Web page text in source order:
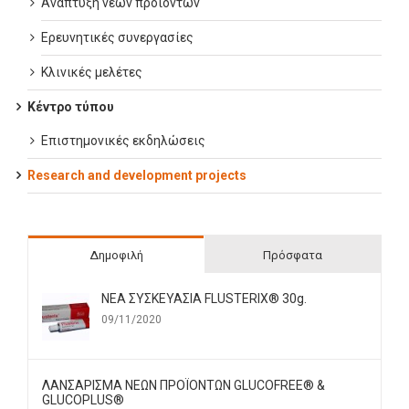
Ανάπτυξη νέων προϊόντων
Ερευνητικές συνεργασίες
Κλινικές μελέτες
Κέντρο τύπου
Επιστημονικές εκδηλώσεις
Research and development projects
Δημοφιλή Πρόσφατα
ΝΕΑ ΣΥΣΚΕΥΑΣΙΑ FLUSTERIX® 30g.
09/11/2020
ΛΑΝΣΑΡΙΣΜΑ ΝΕΩΝ ΠΡΟΪΟΝΤΩΝ GLUCOFREE® &
GLUCOPLUS®